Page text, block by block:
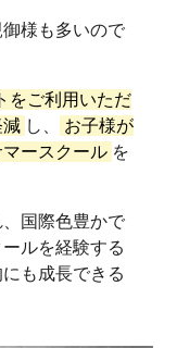
様も多いので
をご利用いただ
減 し、
お子様が
ースクール を
国際色豊かで
ルを経験する
も成長できる